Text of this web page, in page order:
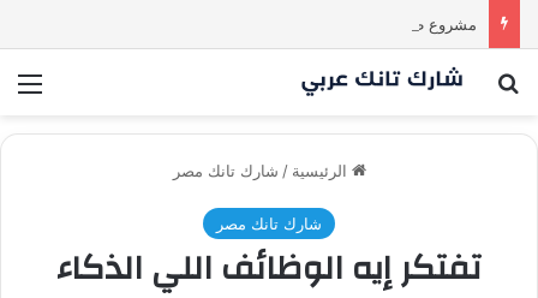
بحث عن
الرئيسية / شارك تانك مصر
شارك تانك مصر
تفتكر إيه الوظائف اللي الذكاء